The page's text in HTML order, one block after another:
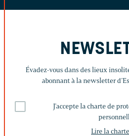
Évadez-vous dans des lieux
abonnant à la newsletter
J'accepte la charte de
Lire la charte